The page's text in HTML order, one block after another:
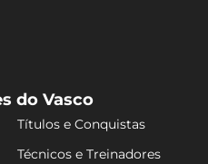
do Vasco
Títulos e Conquistas
Técnicos e Treinadores